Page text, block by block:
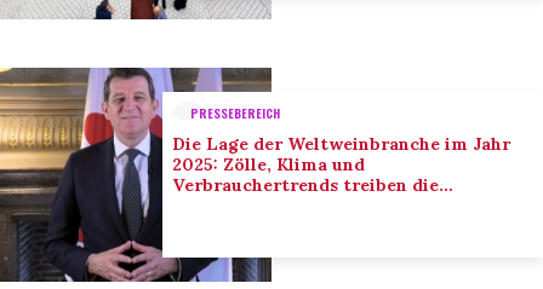
PRESSEBEREICH
Die Lage der Weltweinbranche im Jahr
2025: Zölle, Klima und
Verbrauchertrends treiben die